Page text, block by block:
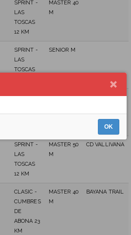
SPRINT -
LAS
TOSCAS
12 KM
MASTER 40
M
SPRINT -
LAS
TOSCAS
SENIOR M
SPRINT -
MASTER 40
BOX MENCEY
SPRINT -
LAS
TOSCAS
12 KM
MASTER 50
M
CD VALLIVANA
CLASIC -
CUMBRES
DE
ABONA 23
KM
MASTER 40
M
BAYANA TRAIL
OK